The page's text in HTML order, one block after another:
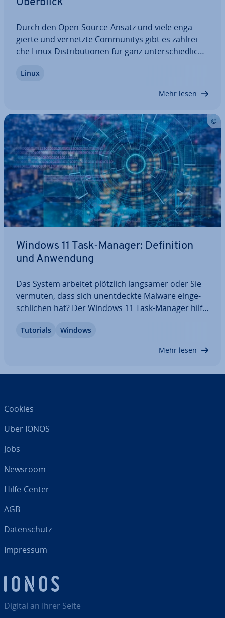
Überblick
Durch den Open-Source-Ansatz und viele en­ga­
gier­te und vernetzte Com­mu­ni­tys gibt es zahl­rei­
che Linux-Dis­tri­bu­tio­nen für ganz un­ter­schied­li­che
Ihnen die besten Anbieter vor, erläutern deren
Linux
Mehr lesen
Windows 11 Task-Manager: De­fi­ni­ti­on
und Anwendung
Das System arbeitet plötzlich langsamer oder Sie
vermuten, dass sich un­ent­deck­te Malware ein­ge­
schli­chen hat? Der Windows 11 Task-Manager hilft
dabei, Ihr System zu verwalten. So lassen sich re­
Tutorials Windows
Mehr lesen
Digital an Ihrer Seite
Cookies
Über IONOS
Jobs
Newsroom
Hilfe-Center
AGB
Da­ten­schutz
Impressum